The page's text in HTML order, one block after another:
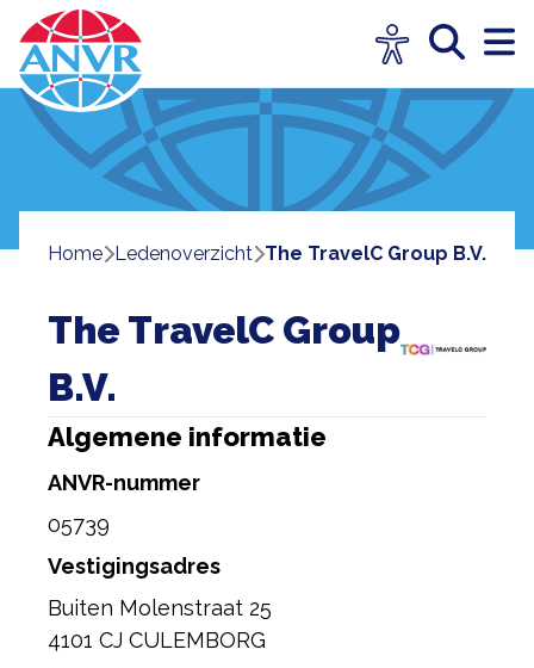
Home ledenoverzicht The TravelC Group B.V.
The TravelC Group
B.V.
Algemene informatie
ANVR-nummer
05739
Vestigingsadres
Buiten Molenstraat 25
4101 CJ CULEMBORG